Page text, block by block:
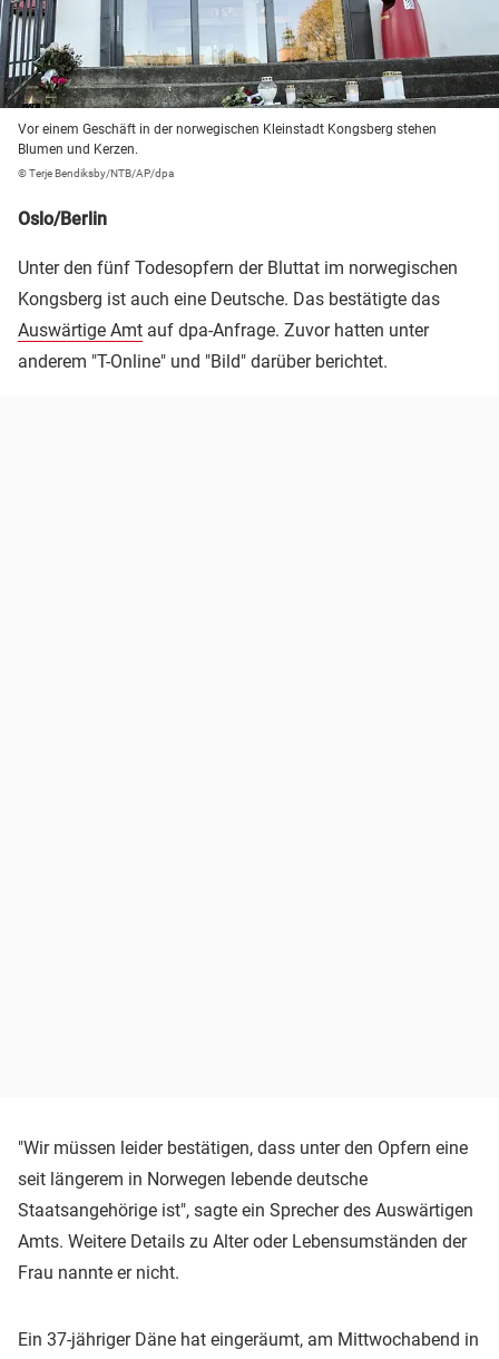
Vor einem Geschäft in der norwegischen Kleinstadt Kongsberg stehen
Blumen und Kerzen.
© Terje Bendiksby/NTB/AP/dpa
Oslo/Berlin
Unter den fünf Todesopfern der Bluttat im norwegischen
Kongsberg ist auch eine Deutsche. Das bestätigte das
Auswärtige Amt auf dpa-Anfrage. Zuvor hatten unter
anderem "T-Online" und "Bild" darüber berichtet.
"Wir müssen leider bestätigen, dass unter den Opfern eine
seit längerem in Norwegen lebende deutsche
Staatsangehörige ist", sagte ein Sprecher des Auswärtigen
Amts. Weitere Details zu Alter oder Lebensumständen der
Frau nannte er nicht.
Ein 37-jähriger Däne hat eingeräumt, am Mittwochabend in